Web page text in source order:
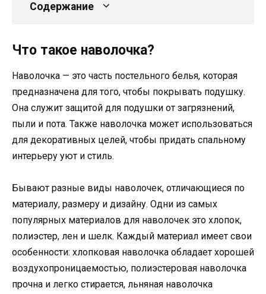
Содержание
Что такое наволочка?
Наволочка — это часть постельного белья, которая
предназначена для того, чтобы покрывать подушку.
Она служит защитой для подушки от загрязнений,
пыли и пота. Также наволочка может использоваться
для декоративных целей, чтобы придать спальному
интерьеру уют и стиль.
Бывают разные виды наволочек, отличающиеся по
материалу, размеру и дизайну. Одни из самых
популярных материалов для наволочек это хлопок,
полиэстер, лен и шелк. Каждый материал имеет свои
особенности: хлопковая наволочка обладает хорошей
воздухопроницаемостью, полиэстеровая наволочка
прочна и легко стирается, льняная наволочка